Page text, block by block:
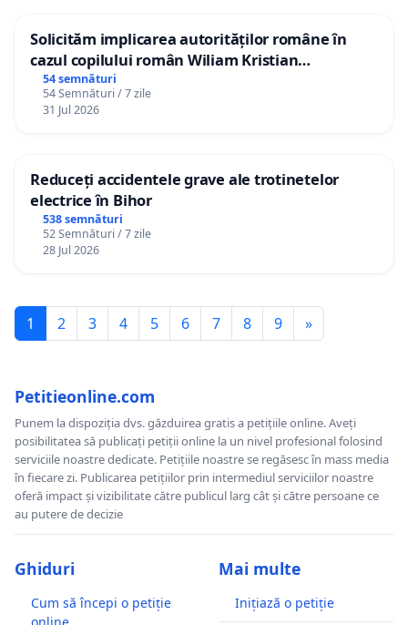
Solicităm implicarea autorităților române în
cazul copilului român Wiliam Kristian
Gheorghe, aflat în plasament în Danemarca de
12 ani
54 semnături
54 Semnături / 7 zile
31 Jul 2026
Reduceți accidentele grave ale trotinetelor
electrice în Bihor
538 semnături
52 Semnături / 7 zile
28 Jul 2026
1 2 3 4 5 6 7 8 9 »
Petitieonline.com
Punem la dispoziția dvs. găzduirea gratis a petițiile online. Aveți
posibilitatea să publicați petiții online la un nivel profesional folosind
serviciile noastre dedicate. Petițiile noastre se regăsesc în mass media
în fiecare zi. Publicarea petițiilor prin intermediul serviciilor noastre
oferă impact și vizibilitate către publicul larg cât și către persoane ce
au putere de decizie
Ghiduri
Cum să începi o petiție
online
Mai multe
Inițiază o petiție